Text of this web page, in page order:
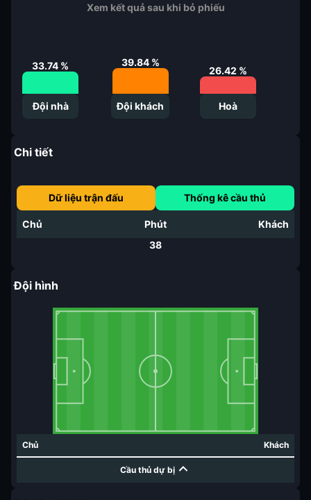
Xem kết quả sau khi bỏ phiếu
33.74 %
Đội nhà
39.84%
Đội khách
26.42 %
Hoà
Chi tiết
Dữ liệu trận đấu Thống kê cầu thủ
Chủ Phút
Khách
38
Đội hình
Chủ Khách
Cầu thủ dự bị